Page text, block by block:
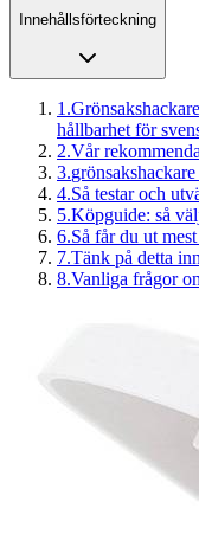
Innehållsförteckning
1 .
hållbarhet för
2.Vår
3.
4.Så testar och
5.Köpguide: så
6.Så får du ut
7.Tänk på detta
8.Vanliga frågor